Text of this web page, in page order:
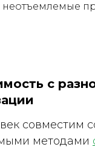
неотъемлемые
с
совместим
методами